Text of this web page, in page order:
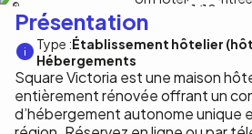
1 /10
Présentation
Type :Établissement hôtelier
Hébergements
Square Victoria est une maison
entièrement rénovée offrant un
d’hébergement autonome unique